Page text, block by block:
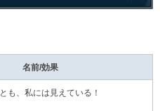
名前/効果
も、私には見えている！